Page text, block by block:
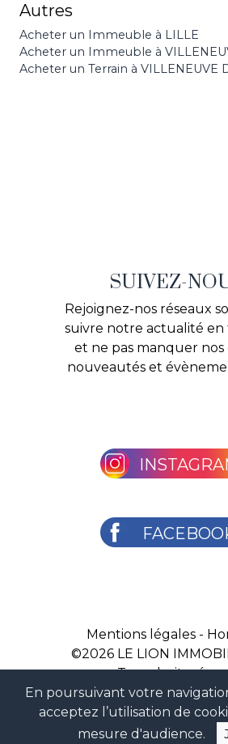
En poursuivant votre
acceptez l’utilisation de
mesure d'audience.
Autres
Acheter un Immeuble à LILLE
Acheter un Immeuble à
Acheter un Terrain à VILLENEUVE
SUIVEZ-
Rejoignez-nos réseaux
suivre notre actualité en
et ne pas manquer nos
nouveautés et
Mentions légales-
©2026 LE LION
Tous droits